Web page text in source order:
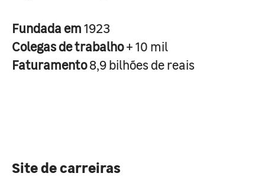
Fundada em1923
Colegas de trabalho+ 10 mil
Faturamento8,9 bilhões de reais
Site de carreiras